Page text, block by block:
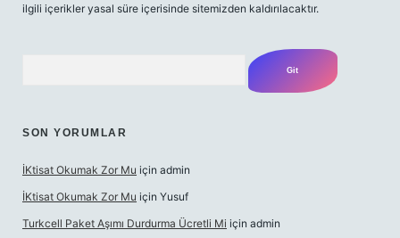
ilgili içerikler yasal süre içerisinde sitemizden kaldırılacaktır.
SON YORUMLAR
İKtisat Okumak Zor Mu için admin
İKtisat Okumak Zor Mu için Yusuf
Turkcell Paket Aşımı Durdurma Ücretli Mi için admin